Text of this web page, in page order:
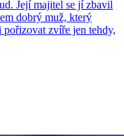
Její majitel se jí zbavil
dobrý muž, který
zvíře jen tehdy,